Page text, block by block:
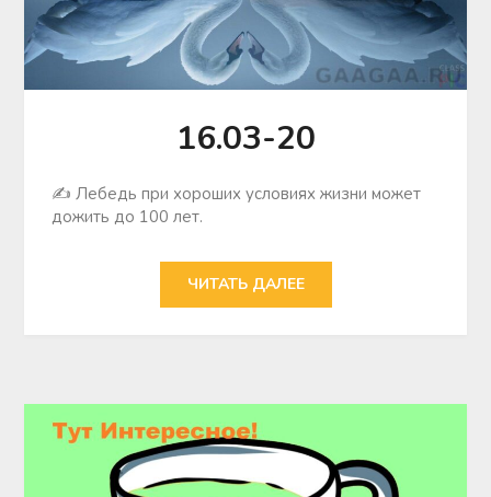
16.03-20
✍ Лебедь при хороших условиях жизни может
дожить до 100 лет.
ЧИТАТЬ ДАЛЕЕ